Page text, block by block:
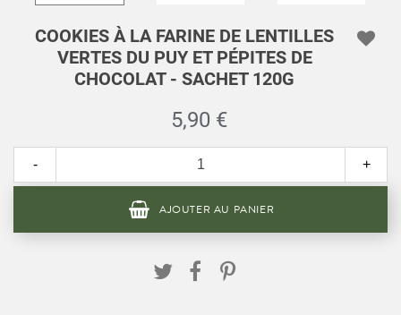
COOKIES À LA FARINE DE LENTILLES
VERTES DU PUY ET PÉPITES DE
CHOCOLAT - SACHET 120G
5,90 €
- +
AJOUTER AU PANIER